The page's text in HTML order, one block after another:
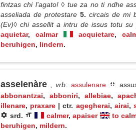
fintzas chi l'agato! ◊ tue za no ti ndhe
asseliada de protestare 5. circais de mi
(Ev)◊ chi assellit a intru de issus totu
aquietar, calmar acquietare,
beruhigen, lindern.
asselenàre , vrb: assulenare
abbonantzai, abboniri, allebiae,
illenare, praxare | ctr. agegherai, airai,
srd.
calmer, apaiser
to
beruhigen, mildern.